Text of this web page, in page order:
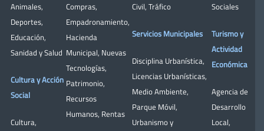
Animales,
Deportes,
Educación,
Sanidad y Salud
Cultura y Acción
Social
Cultura,
Compras,
Empadronamiento,
Hacienda
Municipal, Nuevas
Tecnologías,
Patrimonio,
Recursos
Humanos, Rentas
Civil, Tráfico
Servicios Municipales
Disciplina Urbanística,
Licencias Urbanísticas,
Medio Ambiente,
Parque Móvil,
Urbanismo y
Sociales
Turismo y
Actividad
Económica
Agencia de
Desarrollo
Local,